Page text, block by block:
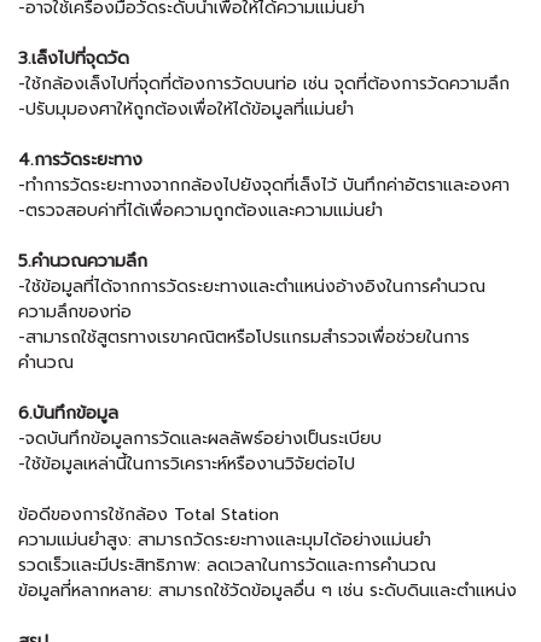
-อาจใช้เครื่องมือวัดระดับน้ำเพื่อให้ได้ความแม่นยำ
3.เล็งไปที่จุดวัด
-ใช้กล้องเล็งไปที่จุดที่ต้องการวัดบนท่อ เช่น จุดที่ต้องการวัดความลึก
-ปรับมุมองศาให้ถูกต้องเพื่อให้ได้ข้อมูลที่แม่นยำ
4.การวัดระยะทาง
-ทำการวัดระยะทางจากกล้องไปยังจุดที่เล็งไว้ บันทึกค่าอัตราและองศา
-ตรวจสอบค่าที่ได้เพื่อความถูกต้องและความแม่นยำ
5.คำนวณความลึก
-ใช้ข้อมูลที่ได้จากการวัดระยะทางและตำแหน่งอ้างอิงในการคำนวณ
ความลึกของท่อ
-สามารถใช้สูตรทางเรขาคณิตหรือโปรแกรมสำรวจเพื่อช่วยในการ
คำนวณ
6.บันทึกข้อมูล
-จดบันทึกข้อมูลการวัดและผลลัพธ์อย่างเป็นระเบียบ
-ใช้ข้อมูลเหล่านี้ในการวิเคราะห์หรืองานวิจัยต่อไป
ข้อดีของการใช้กล้อง Total Station
ความแม่นยำสูง: สามารถวัดระยะทางและมุมได้อย่างแม่นยำ
รวดเร็วและมีประสิทธิภาพ: ลดเวลาในการวัดและการคำนวณ
ข้อมูลที่หลากหลาย: สามารถใช้วัดข้อมูลอื่น ๆ เช่น ระดับดินและตำแหน่ง